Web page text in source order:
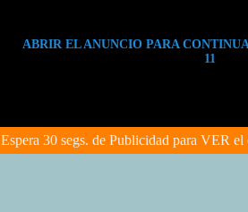
ABRIR EL ANUNCIO PARA
11
Espera 30 segs. de Publicidad para VER